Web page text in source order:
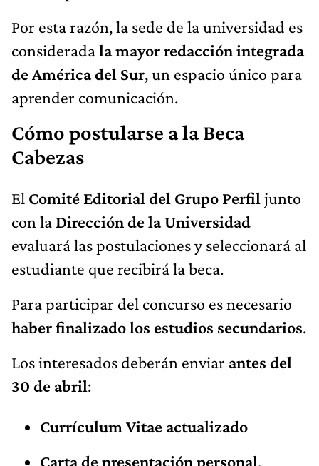
Por esta razón, la sede de la universidad es
consideradala mayor redacción integrada
de América del Sur, un espacio único para
aprender comunicación.
Cómo postularse a la Beca
Cabezas
El Comité Editorial del Grupo Perfil junto
con la Dirección de la Universidad
evaluará las postulaciones y seleccionará al
estudiante que recibirá la beca.
Para participar del concurso es necesario
haber finalizado los estudios secundarios.
Los interesados deberán enviar antes del
30 de abril:
Currículum Vitae actualizado
Carta de presentación personal,